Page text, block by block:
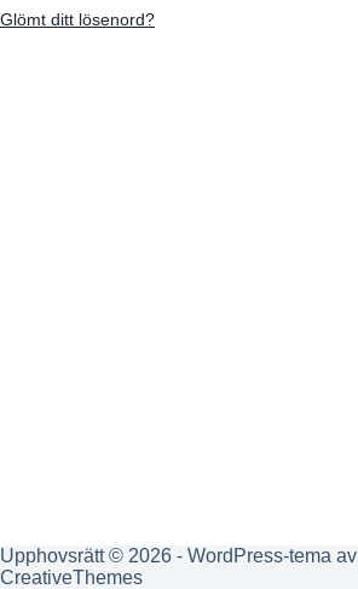
Glömt ditt lösenord?
Upphovsrätt © 2026 - WordPress-tema av
CreativeThemes